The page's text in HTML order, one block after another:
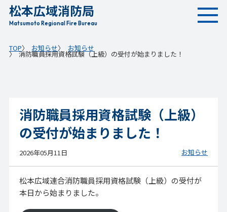
松本広域消防局
Matsumoto Regional Fire Bureau
TOP お知らせ お知らせ
消防職員採用資格試験（上級）の受付が始まりました！
消防職員採用資格試験（上級）
の受付が始まりました！
2026年05月11日 お知らせ
松本広域連合消防職員採用資格試験（上級）の受付が
本日から始まりました。